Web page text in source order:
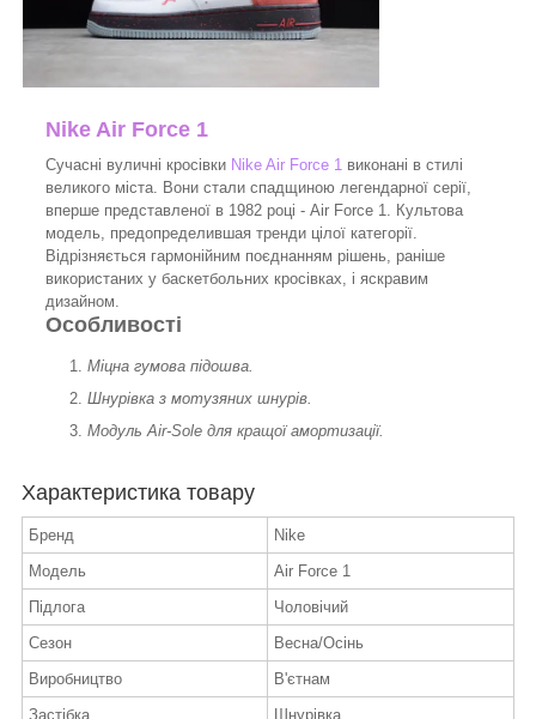
Nike Air Force 1
Сучасні вуличні кросівки Nike Air Force 1 виконані в стилі
великого міста. Вони стали спадщиною легендарної серії,
вперше представленої в 1982 році - Air Force 1. Культова
модель, предопределившая тренди цілої категорії.
Відрізняється гармонійним поєднанням рішень, раніше
використаних у баскетбольних кросівках, і яскравим
дизайном.
Особливості
Міцна гумова підошва.
Шнурівка з мотузяних шнурів.
Модуль Air-Sole для кращої амортизації.
Характеристика товару
Бренд
Nike
Модель
Air Force 1
Підлога
Чоловічий
Сезон
Весна/Осінь
Виробництво
В'єтнам
Застібка
Шнурівка